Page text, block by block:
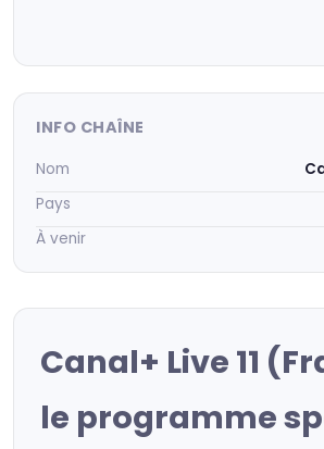
INFO CHAÎNE
Nom
Pays
À venir
Canal+ Live 11
le programme